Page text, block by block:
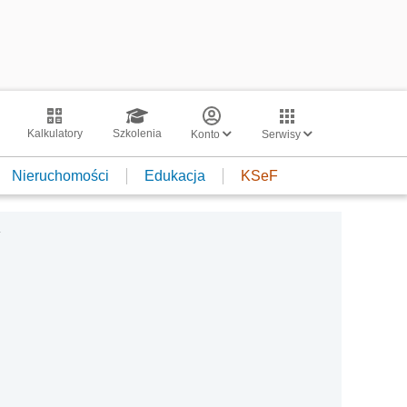
Kalkulatory Szkolenia Konto Serwisy
Nieruchomości Edukacja KSeF